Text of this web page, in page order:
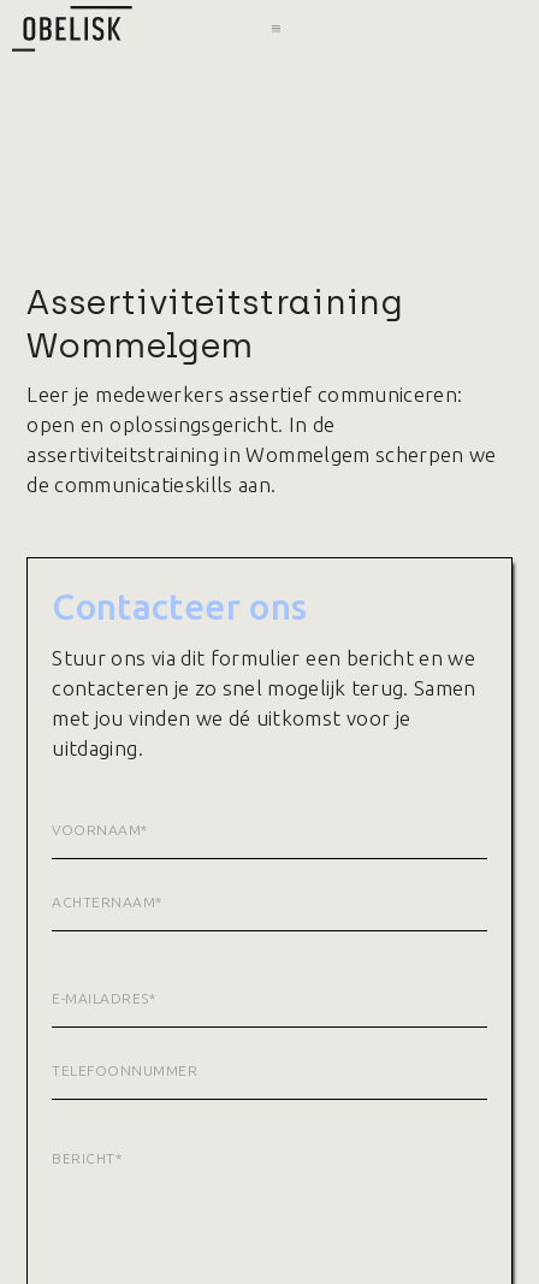
Assertiviteitstraining
Wommelgem
Leer je medewerkers assertief communiceren:
open en oplossingsgericht. In de
assertiviteitstraining in Wommelgem scherpen we
de communicatieskills aan.
Contacteer ons
Stuur ons via dit formulier een bericht en we
contacteren je zo snel mogelijk terug. Samen
met jou vinden we dé uitkomst voor je
uitdaging.